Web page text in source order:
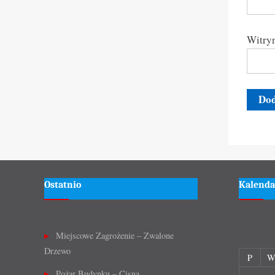
Ostatnio
Miejscowe Zagrożenie – Zwalone
Drzewo
P
W